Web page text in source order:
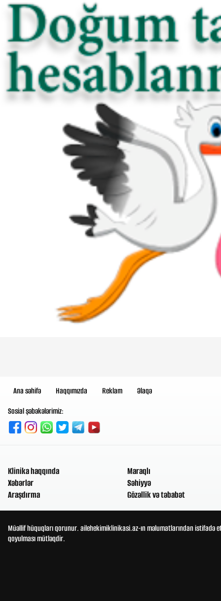
Ana səhifə Haqqımızda Reklam
Əlaqə
Sosial şəbəkələrimiz:
Klinika haqqında
Xəbərlər
Araşdırma
Maraqlı
Səhiyyə
Gözəllik və təbabət
Müəllif hüquqları qorunur. ailehekimiklinikasi.az-ın məlumatlarından
qoyulması mütləqdir.